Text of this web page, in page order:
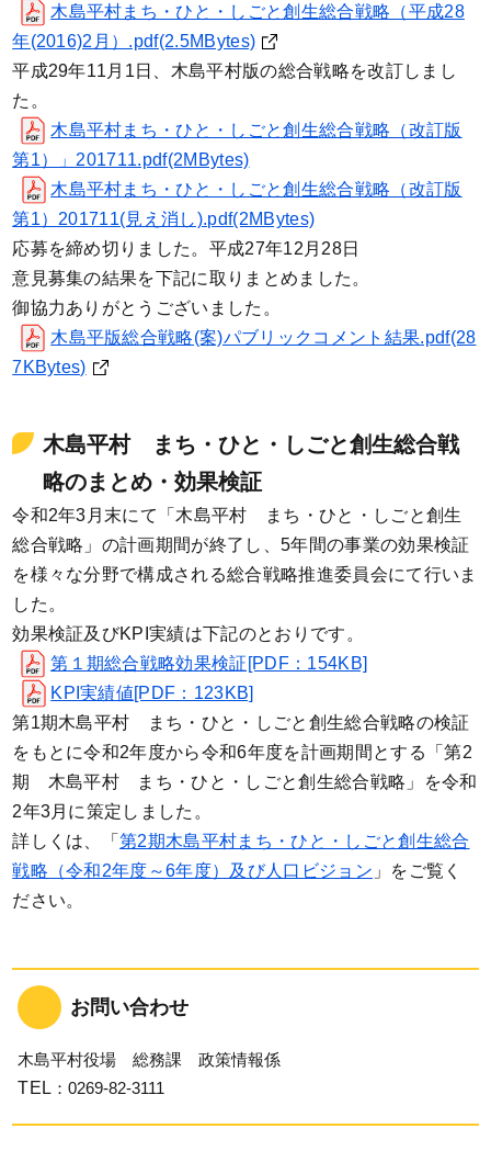
木島平村まち・ひと・しごと創生総合戦略（平成28
年(2016)2月）.pdf(2.5MBytes)
平成29年11月1日、木島平村版の総合戦略を改訂しまし
た。
木島平村まち・ひと・しごと創生総合戦略（改訂版
第1）」201711.pdf(2MBytes)
木島平村まち・ひと・しごと創生総合戦略（改訂版
第1）201711(見え消し).pdf(2MBytes)
応募を締め切りました。平成27年12月28日
意見募集の結果を下記に取りまとめました。
御協力ありがとうございました。
木島平版総合戦略(案)パブリックコメント結果.pdf(28
7KBytes)
木島平村 まち・ひと・しごと創生総合戦
略のまとめ・効果検証
令和2年3月末にて「木島平村 まち・ひと・しごと創生
総合戦略」の計画期間が終了し、5年間の事業の効果検証
を様々な分野で構成される総合戦略推進委員会にて行いま
した。
効果検証及びKPI実績は下記のとおりです。
第１期総合戦略効果検証[PDF：154KB]
KPI実績値[PDF：123KB]
第1期木島平村 まち・ひと・しごと創生総合戦略の検証
をもとに令和2年度から令和6年度を計画期間とする「第2
期 木島平村 まち・ひと・しごと創生総合戦略」を令和
2年3月に策定しました。
詳しくは、「第2期木島平村まち・ひと・しごと創生総合
戦略（令和2年度～6年度）及び人口ビジョン 」をご覧く
ださい。
お問い合わせ
木島平村役場 総務課 政策情報係
TEL ：0269-82-3111